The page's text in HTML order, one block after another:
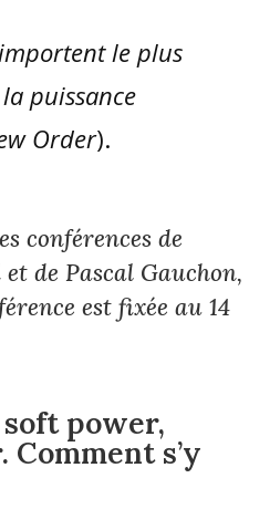
le plus
puissance
Order).
conférences de
de Pascal Gauchon,
est fixée au 14
power,
s’y